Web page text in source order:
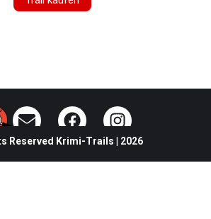
Reserved Krimi-Trails | 2026